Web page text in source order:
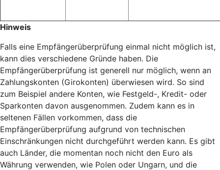
Hinweis
Falls eine Empfängerüberprüfung einmal nicht möglich ist,
kann dies verschiedene Gründe haben. Die
Empfängerüberprüfung ist generell nur möglich, wenn an
Zahlungskonten (Girokonten) überwiesen wird. So sind
zum Beispiel andere Konten, wie Festgeld-, Kredit- oder
Sparkonten davon ausgenommen. Zudem kann es in
seltenen Fällen vorkommen, dass die
Empfängerüberprüfung aufgrund von technischen
Einschränkungen nicht durchgeführt werden kann. Es gibt
auch Länder, die momentan noch nicht den Euro als
Währung verwenden, wie Polen oder Ungarn, und die